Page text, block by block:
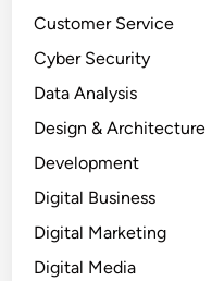
Customer Service
Cyber Security
Data Analysis
Design & Architecture
Development
Digital Business
Digital Marketing
Digital Media